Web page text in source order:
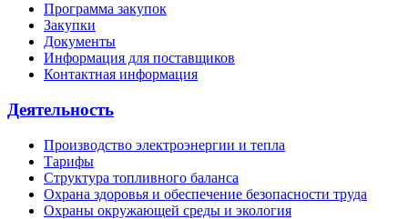
Программа закупок
Закупки
Документы
Информация для поставщиков
Контактная информация
Деятельность
Производство электроэнергии и тепла
Тарифы
Структура топливного баланса
Охрана здоровья и обеспечение безопасности труда
Охраны окружающей среды и экология